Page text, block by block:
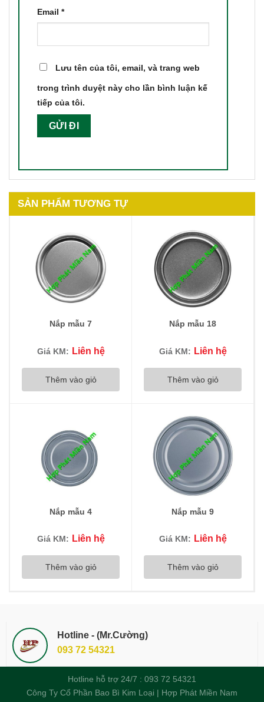
Email *
Lưu tên của tôi, email, và trang web
trong trình duyệt này cho lần bình luận kế
tiếp của tôi.
SẢN PHẨM TƯƠNG TỰ
Nắp mẫu 7
Giá KM: Liên hệ
Thêm vào giỏ
Nắp mẫu 18
Giá KM: Liên hệ
Thêm vào giỏ
Nắp mẫu 4
Giá KM: Liên hệ
Thêm vào giỏ
Nắp mẫu 9
Giá KM: Liên hệ
Thêm vào giỏ
Hotline - (Mr.Cường)
093 72 54321
Hotline hỗ trợ 24/7 : 093 72 54321
Công Ty Cổ Phần Bao Bì Kim Loại | Hợp Phát Miền Nam